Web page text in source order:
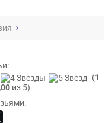
(1
из 5)